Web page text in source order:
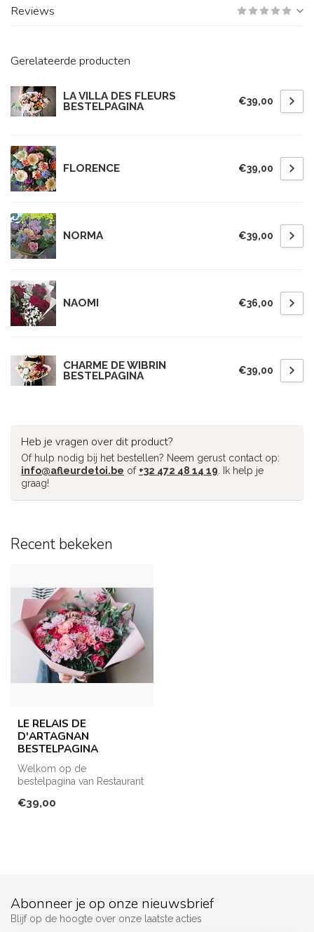
Reviews
Gerelateerde producten
LA VILLA DES FLEURS
BESTELPAGINA
€39,00
FLORENCE €39,00
NORMA €39,00
NAOMI €36,00
CHARME DE WIBRIN
BESTELPAGINA
€39,00
Heb je vragen over dit product?
Of hulp nodig bij het bestellen? Neem gerust contact op:
info@afleurdetoi.be of +32 472 48 14 19 . Ik help je
graag!
Recent bekeken
LE RELAIS DE
D'ARTAGNAN
BESTELPAGINA
Welkom op de
bestelpagina van Restaurant
kan je en...
€39,00
Abonneer je op onze nieuwsbrief
Blijf op de hoogte over onze laatste acties